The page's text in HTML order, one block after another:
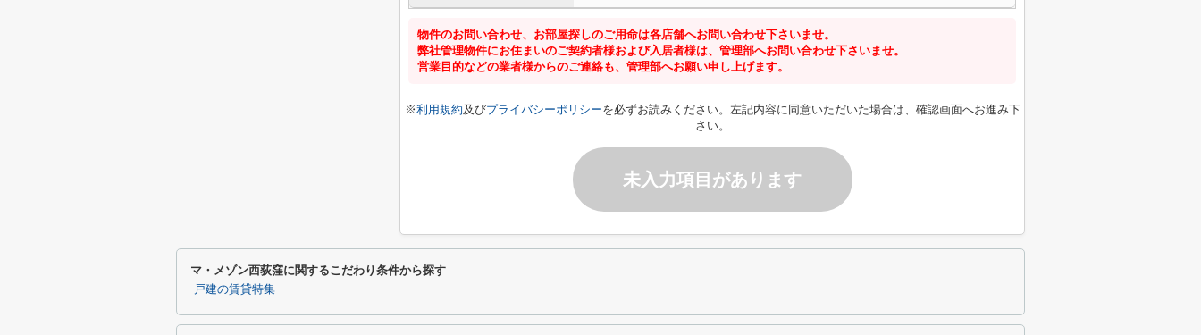
物件のお問い合わせ、お部屋探しのご用命は各店舗へお問い合わせ下さいませ。
弊社管理物件にお住まいのご契約者様および入居者様は、管理部へお問い合わせ下さいませ。
営業目的などの業者様からのご連絡も、管理部へお願い申し上げます。
※利用規約及びプライバシーポリシーを必ずお読みください。左記内容に同意いただいた場合は、確認画面へお進み下
さい。
未入力項目があります
マ・メゾン西荻窪に関するこだわり条件から探す
戸建の賃貸特集